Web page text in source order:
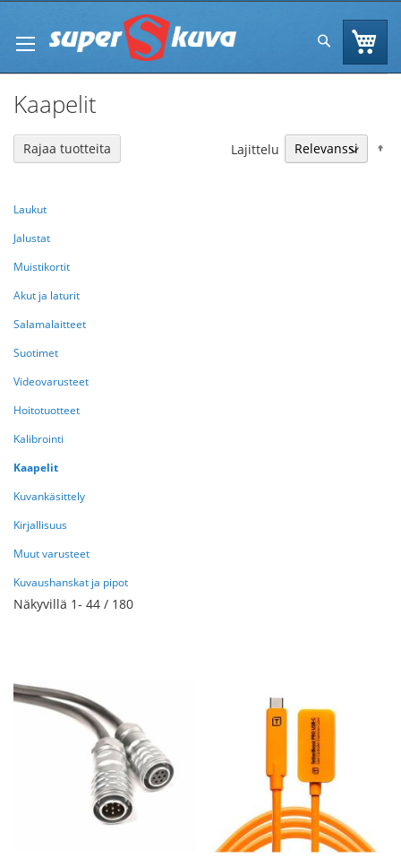
Content
Hae
Kaapelit
Näkyvillä 1- 44 / 180
Lajittelu
Laukut
Jalustat
Muistikortit
Akut ja laturit
Salamalaitteet
Suotimet
Videovarusteet
Hoitotuotteet
Kalibrointi
Kaapelit
Kuvankäsittely
Kirjallisuus
Muut varusteet
Kuvaushanskat ja pipot
Rajaa tuotteita